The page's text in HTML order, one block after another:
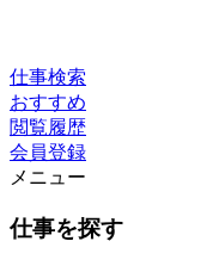
仕事検索
おすすめ
閲覧履歴
会員登録
メニュー
仕事を探す